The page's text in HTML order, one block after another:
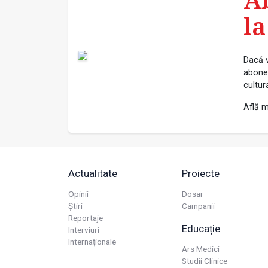
Dacă
Află
Actualitate
Opinii
Știri
Reportaje
Interviuri
Internaționale
Proiecte
Dosar
Campanii
Educație
Ars Medici
Studii Clinice